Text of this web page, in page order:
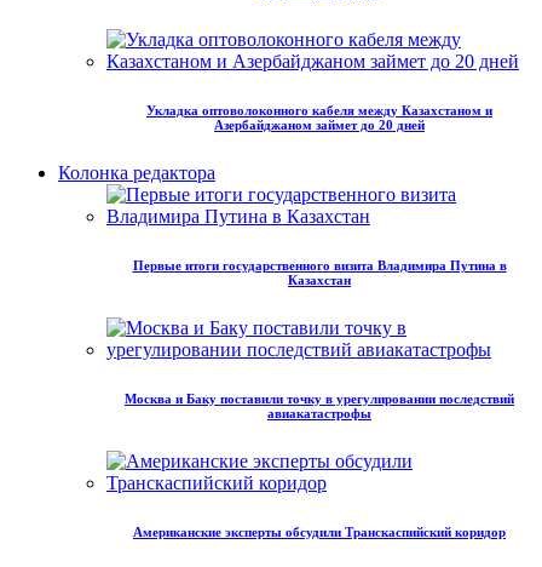
Укладка оптоволоконного кабеля между Казахстаном и
Азербайджаном займет до 20 дней
Колонка редактора
Первые итоги государственного визита Владимира Путина в
Казахстан
Москва и Баку поставили точку в урегулировании последствий
авиакатастрофы
Американские эксперты обсудили Транскаспийский коридор